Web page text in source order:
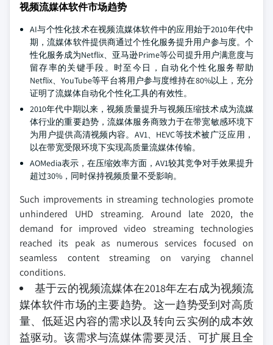
视频流媒体软件市场趋势
AI与个性化技术在视频流媒体软件中的应用始于2010年代中
期，流媒体软件提供商通过个性化服务提升用户参与度。个
性化服务成为Netflix、亚马逊Prime等公司提升用户满意度与
留存率的关键手段。时至今日，自动化个性化服务帮助
Netflix、YouTube等平台将用户参与度维持在80%以上，充分
证明了流媒体自动化个性化工具的有效性。
2010年代中期以来，视频质量提升与视频压缩技术成为流媒
体行业的重要趋势，流媒体服务商致力于在带宽敏感环境下
为用户提供高清视频内容。AV1、HEVC等技术被广泛应用，
以在带宽受限环境下实现高质量流媒体传输。
AOMedia表示，在压缩效率方面，AV1较其竞争对手效果提升
超过30%，同时保持视频质量不受影响。
Such improvements in streaming technologies promote
unhindered UHD streaming. Around late 2020, the
demand for improved video streaming technologies
reached its peak as numerous services focused on
seamless content streaming on varying channel
conditions.
基于云的视频流媒体在2018年左右成为视频流
媒体软件市场的主要趋势。这一趋势受到对高质
量、低延迟内容的需求以及转向云实例的成本效
益驱动。该需求与流媒体需要灵活、可扩展且全